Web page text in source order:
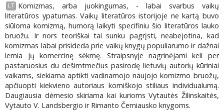
LT
Komizmas, arba juokingumas, - labai svarbus vaikų
literatūros ypatumas. Vaikų literatūros istorijoje ne kartą buvo
siūloma komizmą, humorą laikyti specifiniu šio literatūros lauko
bruožu. Ir nors teoriškai tai sunku pagrįsti, neabejotina, kad
komizmas labai prisideda prie vaikų knygų populiarumo ir dažnai
lemia jų komercinę sėkmę. Straipsnyje nagrinėjami keli per
pastaruosius du dešimtmečius pasirodę lietuvių autorių kūriniai
vaikams, siekiama aptikti vadinamojo naujojo komizmo bruožų,
apčiuopti kiekvieno autoriaus komiškojo stiliaus individualumą.
Daugiausia dėmesio skiriama kai kurioms Vytautės Žilinskaitės,
Vytauto V. Landsbergio ir Rimanto Černiausko knygoms.